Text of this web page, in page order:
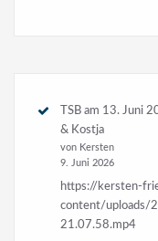
TSB am 13. Juni
& Kostja
von Kersten
9. Juni 2026
https://kersten-
content/
21.07.58.mp4